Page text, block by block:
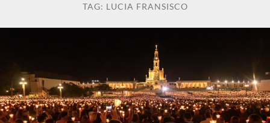
TAG: LUCIA FRANSISCO